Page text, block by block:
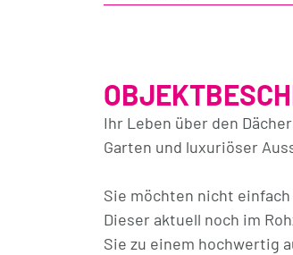
Ihr Leben über den
Garten und luxuriöser
Sie möchten nicht
Dieser aktuell noch im
Sie zu einem hochwertig